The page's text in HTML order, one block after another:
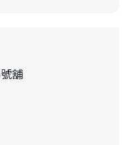
舖